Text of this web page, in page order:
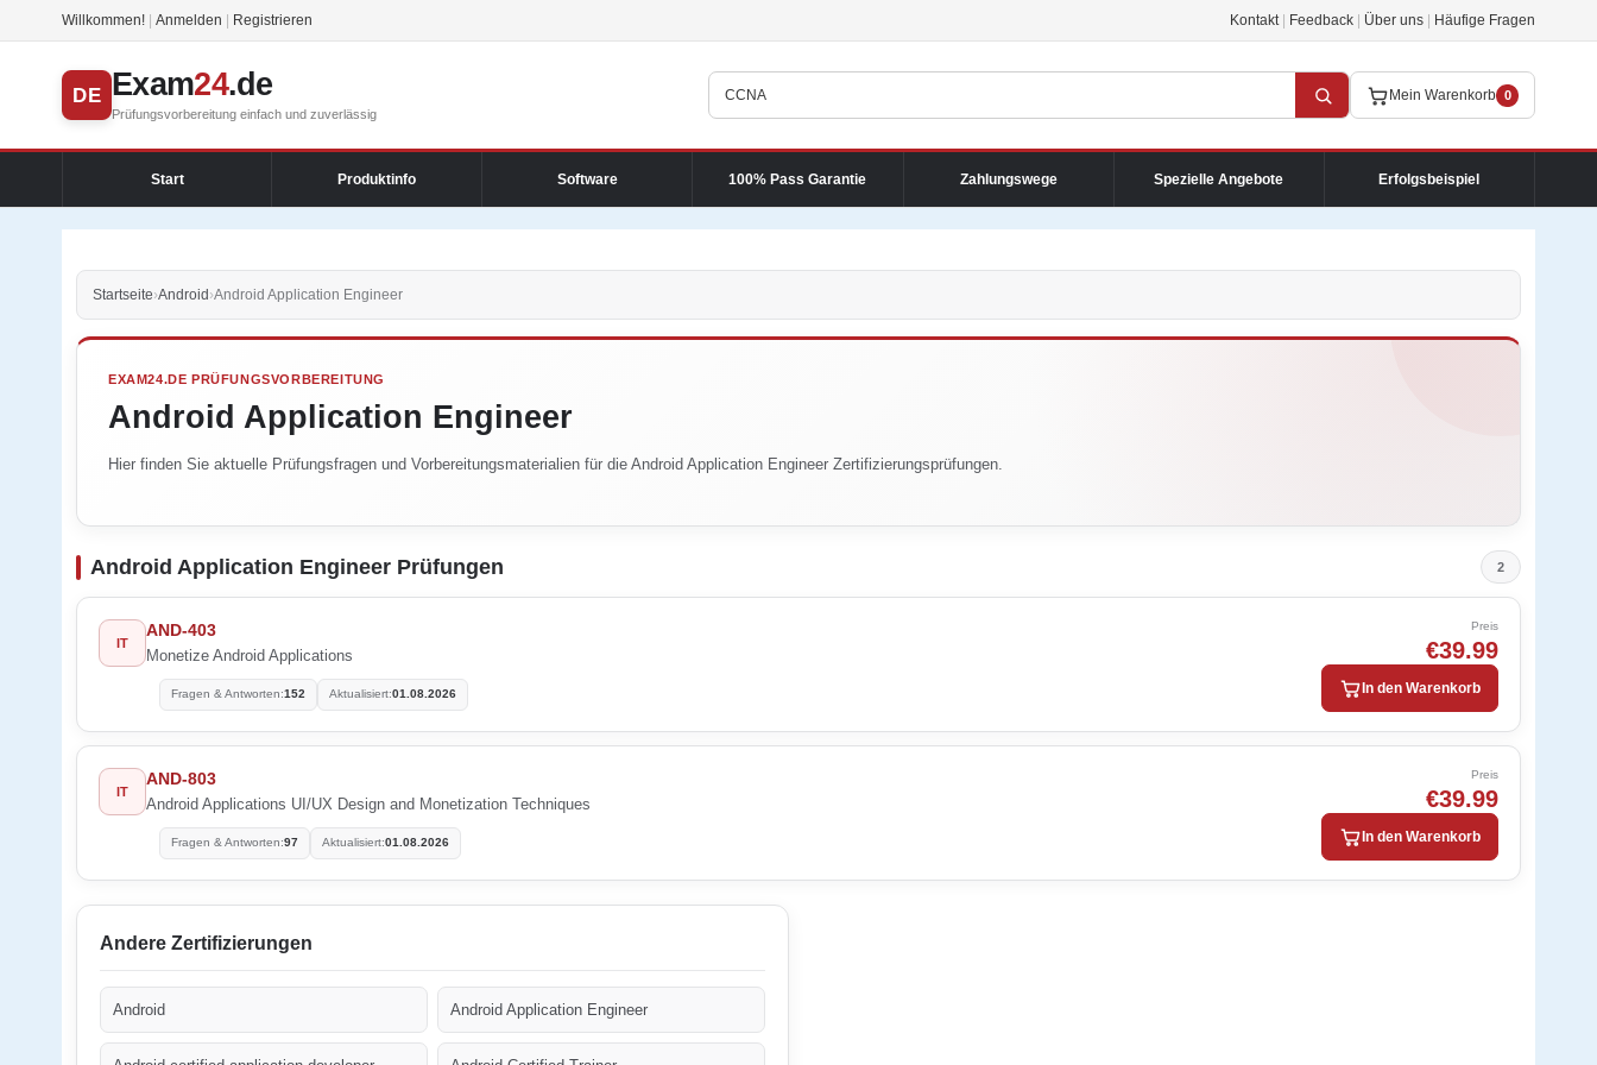
Willkommen! Anmelden Registrieren Kontakt Feedback Über uns Häufige Fragen
DE Exam24.de
Prüfungsvorbereitung einfach und zuverlässig
Mein Warenkorb 0
Start Produktinfo Software 100% Pass Garantie Zahlungswege Spezielle Angebote Erfolgsbeispiel
Startseite›Android›Android Application Engineer
EXAM24.DE PRÜFUNGSVORBEREITUNG
Android Application Engineer
Hier finden Sie aktuelle Prüfungsfragen und Vorbereitungsmaterialien für die Android Application Engineer Zertifizierungsprüfungen.
Android Application Engineer Prüfungen 2
IT
AND-403
Monetize Android Applications
Fragen & Antworten:152 Aktualisiert:01.08.2026
Preis
€39.99
In den Warenkorb
IT
AND-803
Android Applications UI/UX Design and Monetization Techniques
Fragen & Antworten:97 Aktualisiert:01.08.2026
Preis
€39.99
In den Warenkorb
Andere Zertifizierungen
Android Android Application Engineer